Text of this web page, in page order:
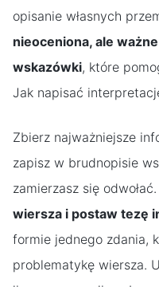
opisanie własnych
nieoceniona, ale
wskazówki, które
Jak napisać
Zbierz najważniejsze
zapisz w brudnopisie
zamierzasz się odwołać.
wiersza i postaw tezę
formie jednego zdania,
problematykę wiersza.